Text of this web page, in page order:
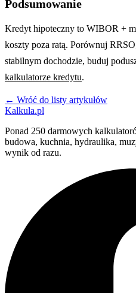
Podsumowanie
Kredyt hipoteczny to WIBOR +
koszty poza ratą. Porównuj
stabilnym dochodzie, buduj
kalkulatorze kredytu.
← Wróć do listy artykułów
Kalkula.pl
Ponad 250 darmowych
budowa, kuchnia, hydraulika,
wynik od razu.